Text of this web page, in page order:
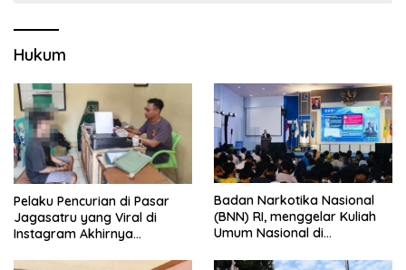
Hukum
Pelaku Pencurian di Pasar
Jagasatru yang Viral di
Instagram Akhirnya
Badan Narkotika Nasional
(BNN) RI, menggelar Kuliah
Umum Nasional di